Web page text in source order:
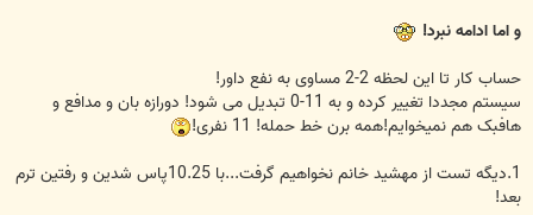
و اما ادامه نبرد!
حساب کار تا این لحظه 2-2 مساوی به نفع داور!
سیستم مجددا تغییر کرده و به 11-0 تبدیل می شود! دورازه بان و مدافع و
هافبک هم نمیخوایم!همه برن خط حمله! 11 نفری!
1.دیگه تست از مهشید خانم نخواهیم گرفت...با 10.25پاس شدین و رفتین ترم
بعد!